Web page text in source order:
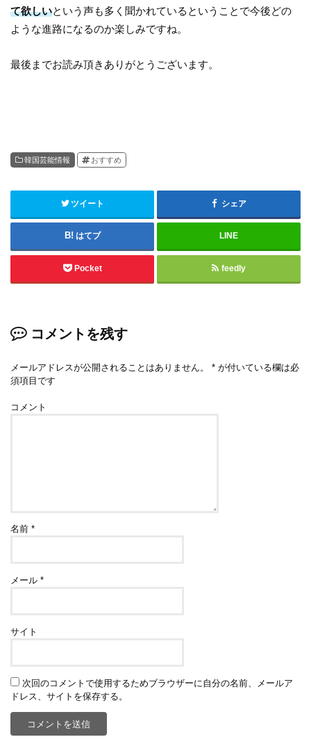
て欲しいという声も多く聞かれているということで今後どの
ような進路になるのか楽しみですね。
最後までお読み頂きありがとうございます。
韓国芸能情報 おすすめ
ツイート シェア
はてブ LINE
Pocket feedly
コメントを残す
メールアドレスが公開されることはありません。 * が付いている欄は必
須項目です
コメント
名前*
メール*
サイト
次回のコメントで使用するためブラウザーに自分の名前、メールア
ドレス、サイトを保存する。